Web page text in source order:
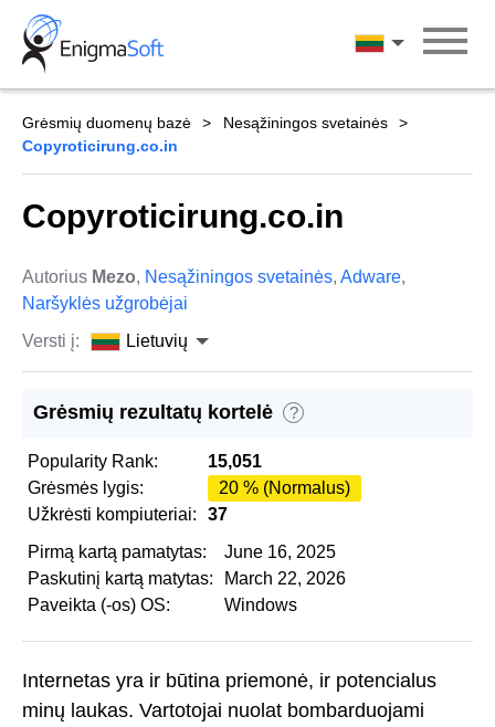
Skip
content
Lietuvių
Grėsmių duomenų bazė
Nesąžiningos svetainės
Copyroticirung.co.in
Copyroticirung.co.in
Autorius Mezo, Nesąžiningos svetainės, Adware,
Naršyklės užgrobėjai
Versti į:
Lietuvių
Grėsmių rezultatų kortelė ?
Popularity Rank:
15,051
Grėsmės lygis:
20 % (Normalus)
Užkrėsti kompiuteriai:
37
Pirmą kartą pamatytas:
June 16, 2025
Paskutinį kartą matytas:
March 22, 2026
Paveikta (-os) OS:
Windows
Internetas yra ir būtina priemonė, ir potencialus
minų laukas. Vartotojai nuolat bombarduojami